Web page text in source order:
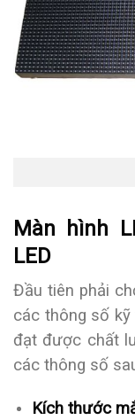
Màn hình
LED
Đầu tiên phải
các thông số
đạt được chất
các thông số
Kích thước